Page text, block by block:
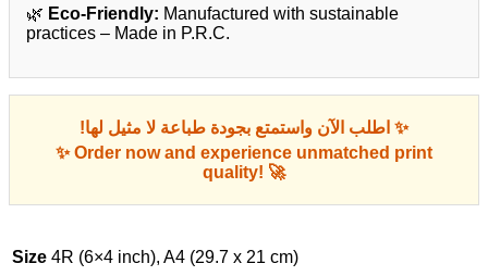
🌿 Eco-Friendly: Manufactured with sustainable
practices – Made in P.R.C.
✨ اطلب الآن واستمتع بجودة طباعة لا مثيل لها!
✨ Order now and experience unmatched print
quality! 🚀
Size 4R (6×4 inch), A4 (29.7 x 21 cm)